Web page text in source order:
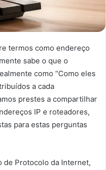
termos como endereço
sabe o que o
como “Como eles
a cada
prestes a compartilhar
IP e roteadores,
para estas perguntas
de Protocolo da Internet,